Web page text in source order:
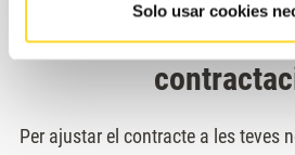
Solo usar cookies
Quines són les
Per ajustar el contracte a les teves